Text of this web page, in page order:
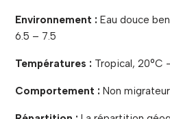
Environnement : Eau douce
6.5 – 7.5
Températures : Tropical, 20°C
Comportement : Non